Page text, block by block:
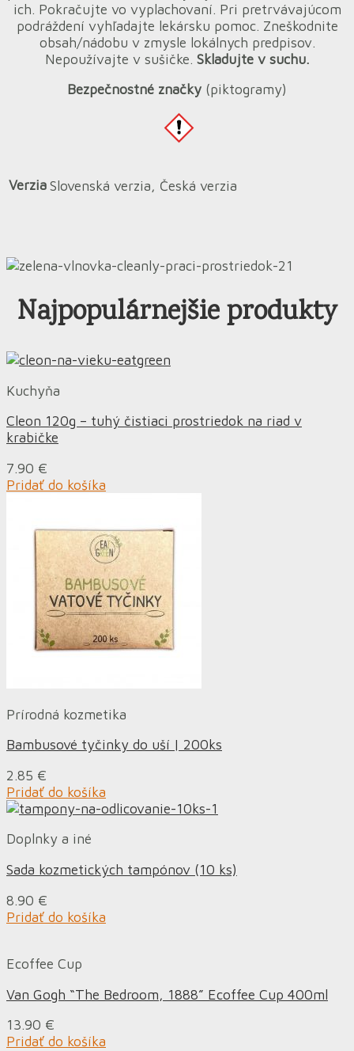
ich. Pokračujte vo vyplachovaní. Pri pretrvávajúcom
podráždení vyhľadajte lekársku pomoc. Zneškodnite
obsah/nádobu v zmysle lokálnych predpisov.
Nepoužívajte v sušičke. Skladujte v suchu.
Bezpečnostné značky (piktogramy)
VerziaSlovenská verzia, Česká verzia
Najpopulárnejšie produkty
Kuchyňa
Cleon 120g – tuhý čistiaci prostriedok na riad v
krabičke
7.90 €
Pridať do košíka
Prírodná kozmetika
Bambusové tyčinky do uší | 200ks
2.85 €
Pridať do košíka
Doplnky a iné
Sada kozmetických tampónov (10 ks)
8.90 €
Pridať do košíka
Ecoffee Cup
Van Gogh “The Bedroom, 1888” Ecoffee Cup 400ml
13.90 €
Pridať do košíka